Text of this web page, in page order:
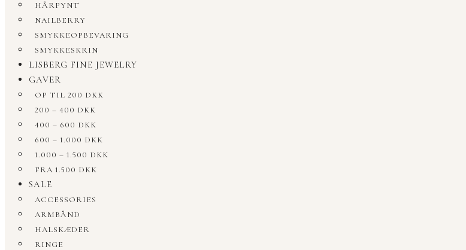
HÅRPYNT
NAILBERRY
SMYKKEOPBEVARING
SMYKKESKRIN
LISBERG FINE JEWELRY
GAVER
OP TIL 200 DKK
200 – 400 DKK
400 – 600 DKK
600 – 1.000 DKK
1.000 – 1.500 DKK
FRA 1.500 DKK
SALE
ACCESSORIES
ARMBÅND
HALSKÆDER
RINGE